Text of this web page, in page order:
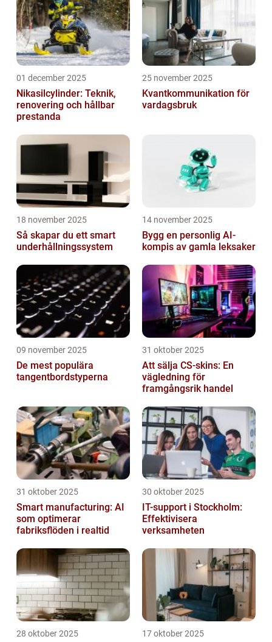
01 december 2025
Nikasilcylinder: Teknik,
renovering och hållbar
prestanda
25 november 2025
Kvantkommunikation för
vardagsbruk
18 november 2025
Så skapar du ett smart
underhållningssystem
14 november 2025
Bygg en personlig AI-
kompis av gamla leksaker
09 november 2025
De mest populära
tangentbordstyperna
31 oktober 2025
Att sälja CS-skins: En
vägledning för
framgångsrik handel
31 oktober 2025
Smart manufacturing: AI
som optimerar
fabriksflöden i realtid
30 oktober 2025
IT-support i Stockholm:
Effektivisera
verksamheten
28 oktober 2025 17 oktober 2025